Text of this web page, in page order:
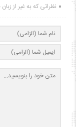
نظراتی که به غیر از